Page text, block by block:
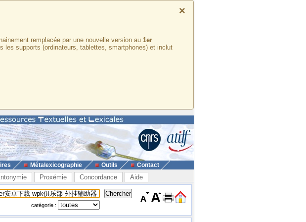
×
remplacée par une nouvelle version au 1er
les supports (ordinateurs, tablettes, smartphones) et inclut
Métalexicographie Outils Contact
Proxémie Concordance Aide
catégorie :